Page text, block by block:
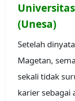
(Unesa)
Setelah
Magetan,
sekali tidak
karier sebagai